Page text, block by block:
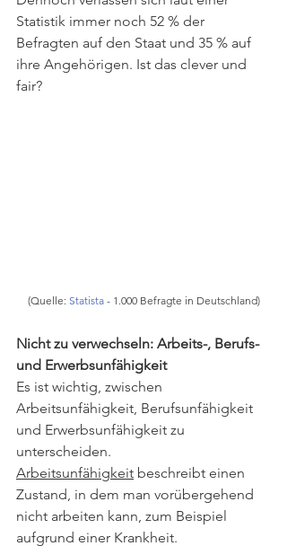
Statistik immer noch 52 % der
Befragten auf den Staat und 35 % auf
ihre Angehörigen. Ist das clever und
fair?
(Quelle: Statista - 1.000 Befragte in Deutschland)
Nicht zu verwechseln: Arbeits-, Berufs-
und Erwerbsunfähigkeit
Es ist wichtig, zwischen
Arbeitsunfähigkeit, Berufsunfähigkeit
und Erwerbsunfähigkeit zu
unterscheiden.
Arbeitsunfähigkeit beschreibt einen
Zustand, in dem man vorübergehend
nicht arbeiten kann, zum Beispiel
aufgrund einer Krankheit.